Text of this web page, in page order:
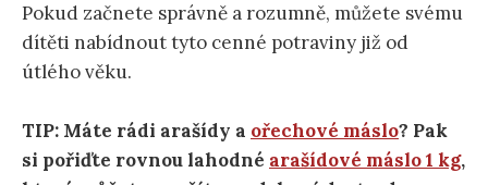
Pokud začnete správně a rozumně, můžete svému
dítěti nabídnout tyto cenné potraviny již od
útlého věku.
TIP: Máte rádi arašídy a ořechové máslo? Pak
si pořiďte rovnou lahodné arašídové máslo 1 kg,